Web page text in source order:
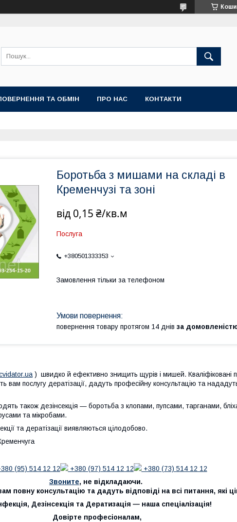
ТА ОБМІН ПРО НАС КОНТАКТИ
Боротьба з мишами на складі в
Кременчузі та зоні
від 0,15 ₴/кв.м
Послуга
+380501333353
Замовлення тільки за телефоном
повернення товару протягом 14 днів за
) швидко й ефективно знищить щурів і мишей. Кваліфіковані
вам послугу дератізації, дадуть професійну консультацію та нададуть
також дезінсекція — боротьба з клопами, пупсами, тарганами,
та мікробами.
та дератізації виявляються цілодобово.
(95) 514 12 12
+380 (97) 514 12 12
+380 (73) 514 12 12
Звоните, не відкладаючи.
повну консультацію та дадуть відповіді на всі питання, які
Дезінсекція та Дератизація — наша спеціалізація!
Довірте професіоналам,